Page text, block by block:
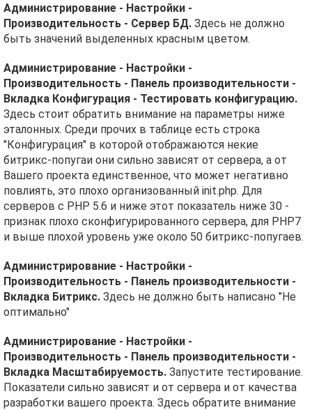
Администрирование - Настройки -
Производительность - Сервер БД. Здесь не должно
быть значений выделенных красным цветом.
Администрирование - Настройки -
Производительность - Панель производительности -
Вкладка Конфигурация - Тестировать конфигурацию.
Здесь стоит обратить внимание на параметры ниже
эталонных. Среди прочих в таблице есть строка
"Конфигурация" в которой отображаются некие
битрикс-попугаи они сильно зависят от сервера, а от
Вашего проекта единственное, что может негативно
повлиять, это плохо организованный init.php. Для
серверов с PHP 5.6 и ниже этот показатель ниже 30 -
признак плохо сконфигурированного сервера, для PHP7
и выше плохой уровень уже около 50 битрикс-попугаев.
Администрирование - Настройки -
Производительность - Панель производительности -
Вкладка Битрикс. Здесь не должно быть написано "Не
оптимально"
Администрирование - Настройки -
Производительность - Панель производительности -
Вкладка Масштабируемость. Запустите тестирование.
Показатели сильно зависят и от сервера и от качества
разработки вашего проекта. Здесь обратите внимание